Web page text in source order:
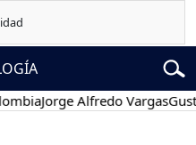
Jorge Alfredo VargasGustavo